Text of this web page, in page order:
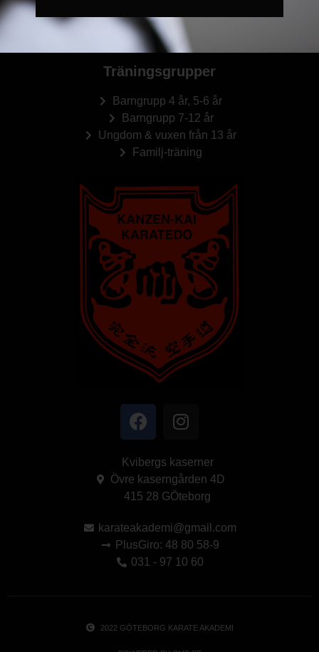
Träningsgrupper
Barngrupp 4 år, 5-6 år
Barngrupp 7-12 år
Ungdom & vuxen från 13 år
Familj-träning
Kvibergs kaserner
Övre kaserngården 4D
415 28 GÖteborg
karateakademi@gmail.com
PlusGiro: 48 80 58-9
031 - 97 10 60
2022 GÖTEBORG KARATE AKADEMI